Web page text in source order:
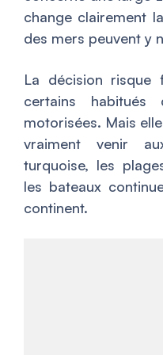
change clairement
des mers peuvent y
La décision risque
certains habitués
motorisées. Mais
vraiment venir
turquoise, les
les bateaux
continent.